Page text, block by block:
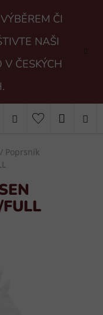
ČI
NAŠI
ČESKÝCH
Hledat
/ Poprsník